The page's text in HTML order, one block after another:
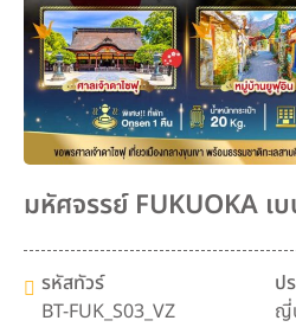
มหัศจรรย์ FUKUOKA เ
รหัสทัวร์
BT-FUK_S03_VZ
ป
ญี่